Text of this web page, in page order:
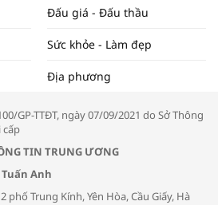
đàm “Xúc tiến thương mại: Khơi
sĩ tư vấn cách phòng tránh bệnh
Đấu giá - Đấu thầu
Sức khỏe - Làm đẹp
Địa phương
GP-TTĐT, ngày 07/09/2021 do Sở Thông
cấp
TIN TRUNG ƯƠNG
Anh
phố Trung Kính, Yên Hòa, Cầu Giấy, Hà